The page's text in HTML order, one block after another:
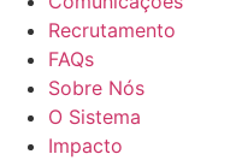
Recrutamento
FAQs
Sobre Nós
O Sistema
Impacto